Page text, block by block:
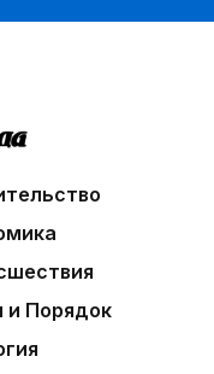
и Порядок